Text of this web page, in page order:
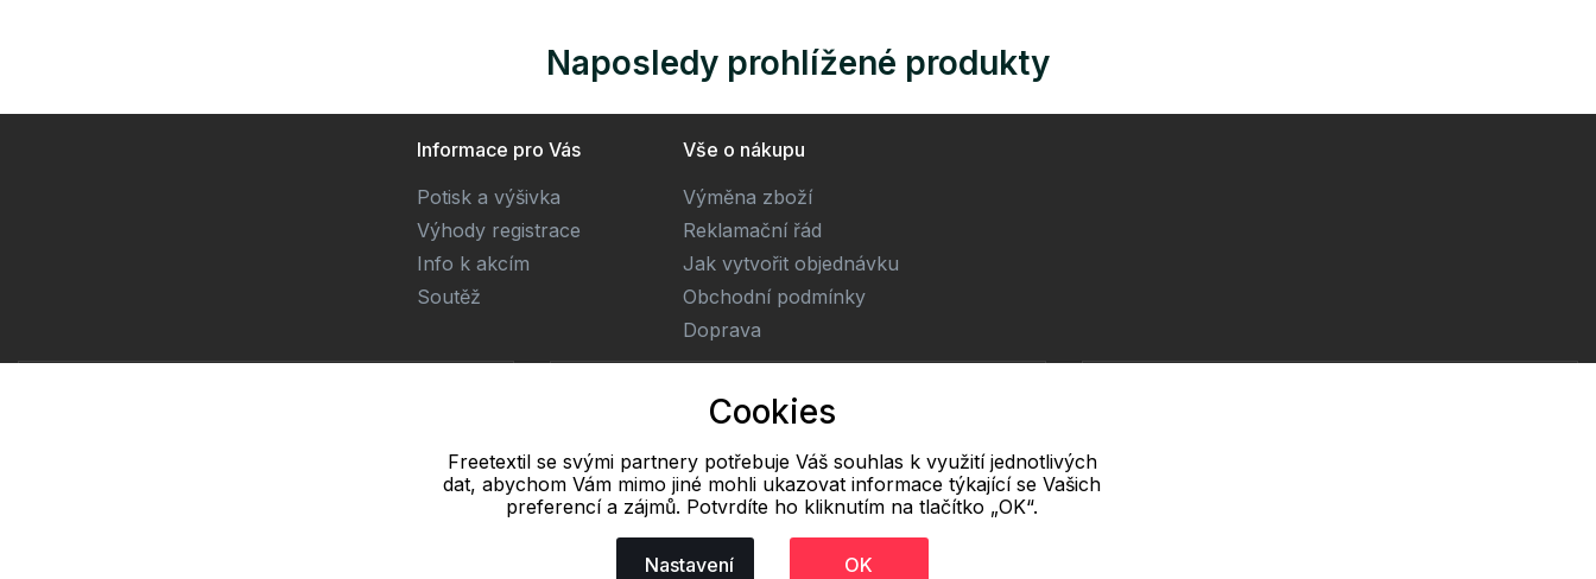
Naposledy prohlížené produkty
Informace pro Vás
Potisk a výšivka
Výhody registrace
Info k akcím
Soutěž
Vše o nákupu
Výměna zboží
Reklamační řád
Jak vytvořit objednávku
Obchodní podmínky
Doprava
Adresa pro vrácení a výměnu zboží:
E-mail
info@freetextil.cz
Cookies
Freetextil se svými partnery potřebuje Váš souhlas k využití jednotlivých
dat, abychom Vám mimo jiné mohli ukazovat informace týkající se Vašich
preferencí a zájmů. Potvrdíte ho kliknutím na tlačítko „OK“.
Nastavení OK